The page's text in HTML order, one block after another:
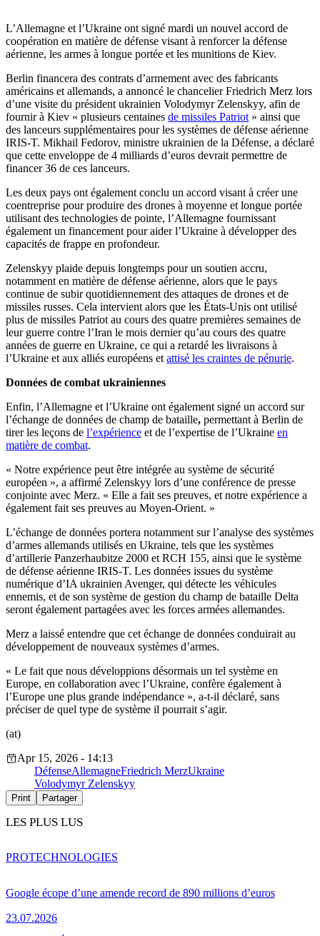
L’Allemagne et l’Ukraine ont signé mardi un nouvel accord de
coopération en matière de défense visant à renforcer la défense
aérienne, les armes à longue portée et les munitions de Kiev.
Berlin financera des contrats d’armement avec des fabricants
américains et allemands, a annoncé le chancelier Friedrich Merz lors
d’une visite du président ukrainien Volodymyr Zelenskyy, afin de
fournir à Kiev « plusieurs centaines de missiles Patriot » ainsi que
des lanceurs supplémentaires pour les systèmes de défense aérienne
IRIS-T. Mikhail Fedorov, ministre ukrainien de la Défense, a déclaré
que cette enveloppe de 4 milliards d’euros devrait permettre de
financer 36 de ces lanceurs.
Les deux pays ont également conclu un accord visant à créer une
coentreprise pour produire des drones à moyenne et longue portée
utilisant des technologies de pointe, l’Allemagne fournissant
également un financement pour aider l’Ukraine à développer des
capacités de frappe en profondeur.
Zelenskyy plaide depuis longtemps pour un soutien accru,
notamment en matière de défense aérienne, alors que le pays
continue de subir quotidiennement des attaques de drones et de
missiles russes. Cela intervient alors que les États-Unis ont utilisé
plus de missiles Patriot au cours des quatre premières semaines de
leur guerre contre l’Iran le mois dernier qu’au cours des quatre
années de guerre en Ukraine, ce qui a retardé les livraisons à
l’Ukraine et aux alliés européens et attisé les craintes de pénurie.
Données de combat ukrainiennes
Enfin, l’Allemagne et l’Ukraine ont également signé un accord sur
l’échange de données de champ de bataille, permettant à Berlin de
tirer les leçons de l’expérience et de l’expertise de l’Ukraine en
matière de combat.
« Notre expérience peut être intégrée au système de sécurité
européen », a affirmé Zelenskyy lors d’une conférence de presse
conjointe avec Merz. « Elle a fait ses preuves, et notre expérience a
également fait ses preuves au Moyen-Orient. »
L’échange de données portera notamment sur l’analyse des systèmes
d’armes allemands utilisés en Ukraine, tels que les systèmes
d’artillerie Panzerhaubitze 2000 et RCH 155, ainsi que le système
de défense aérienne IRIS-T. Les données issues du système
numérique d’IA ukrainien Avenger, qui détecte les véhicules
ennemis, et de son système de gestion du champ de bataille Delta
seront également partagées avec les forces armées allemandes.
Merz a laissé entendre que cet échange de données conduirait au
développement de nouveaux systèmes d’armes.
« Le fait que nous développions désormais un tel système en
Europe, en collaboration avec l’Ukraine, confère également à
l’Europe une plus grande indépendance », a-t-il déclaré, sans
préciser de quel type de système il pourrait s’agir.
(at)
Apr 15, 2026 - 14:13
DéfenseAllemagneFriedrich MerzUkraine
Volodymyr Zelenskyy
Print Partager
LES PLUS LUS
Google écope d’une amende record de 890 millions d’euros
23.07.2026
PROTECHNOLOGIES